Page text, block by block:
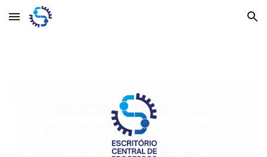
Skip to main content Skip to navigation